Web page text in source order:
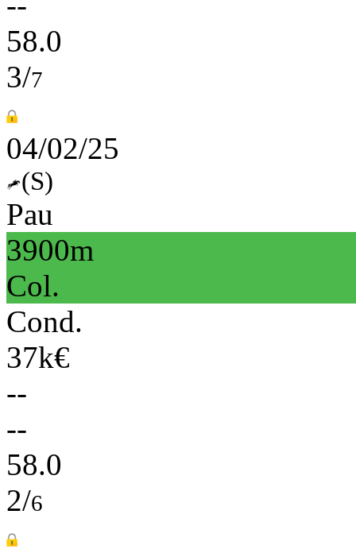
58.0
3/7
04/02/25
(S)
Pau
3900m
Col.
Cond.
37k€
--
--
58.0
2/6